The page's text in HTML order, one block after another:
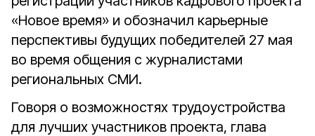
«Новое время» и обозначил карьерные
перспективы будущих победителей 27 мая
во время общения с журналистами
региональных СМИ.
Говоря о возможностях трудоустройства
для лучших участников проекта, глава